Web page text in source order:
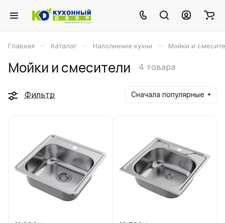
Главная – Каталог – Наполнение кухни – Мойки и
Мойки и смесители 4 товара
Фильтр Сначала популярные